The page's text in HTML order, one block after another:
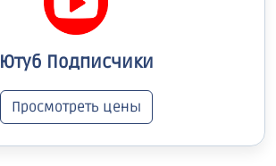
Ютуб Подписчики
Просмотреть цены